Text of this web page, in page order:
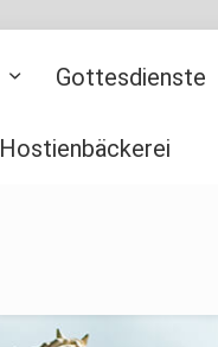
Gottesdienste
Hostienbäckerei